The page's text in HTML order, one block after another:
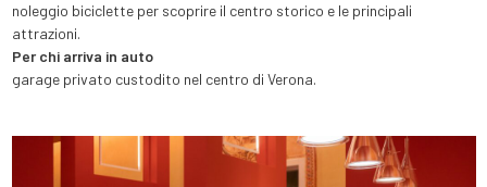
noleggio biciclette per scoprire il centro storico e le principali
attrazioni.
Per chi arriva in auto
garage privato custodito nel centro di Verona.